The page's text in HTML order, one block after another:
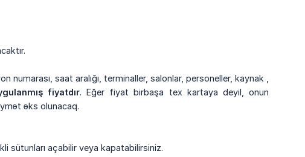
numarası, saat aralığı, terminaller, salonlar, personeller, kaynak ,
fiyatdır. Eğer fiyat birbaşa tex kartaya deyil, onun
əks olunacaq.
sütunları açabilir veya kapatabilirsiniz.